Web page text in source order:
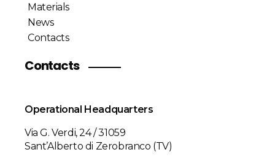
Materials
News
Contacts
Contacts
Operational Headquarters
Via G. Verdi, 24 / 31059
Sant’Alberto di Zerobranco (TV)